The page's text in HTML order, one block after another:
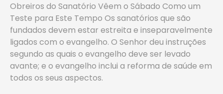
Obreiros do Sanatório Vêem o Sábado Como um
Teste para Este Tempo Os sanatórios que são
fundados devem estar estreita e inseparavelmente
ligados com o evangelho. O Senhor deu instruções
segundo as quais o evangelho deve ser levado
avante; e o evangelho inclui a reforma de saúde em
todos os seus aspectos.